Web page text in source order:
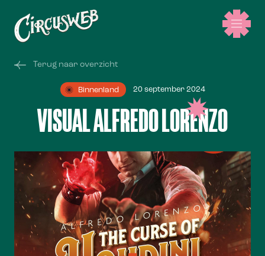
Terug naar overzicht
Binnenland 20 september 2024
VISUAL ALFREDO LORENZO